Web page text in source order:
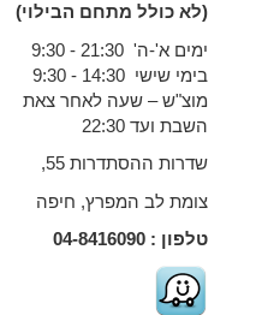
(לא כולל מתחם הבילוי)
ימים א'-ה' 21:30 - 9:30
בימי שישי 14:30 - 9:30
מוצ"ש – שעה לאחר צאת
השבת ועד 22:30
שדרות ההסתדרות 55,
צומת לב המפרץ, חיפה
טלפון : 04-8416090